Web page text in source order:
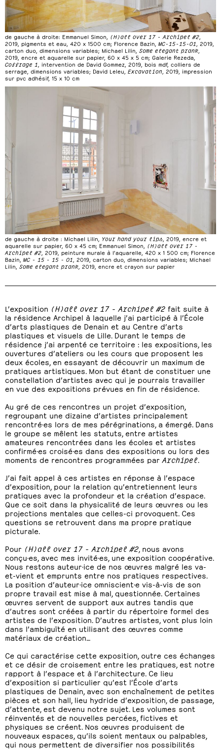
L’exposition (H)all over 17 - Archipel #2 fait suite à
la résidence Archipel à laquelle j’ai participé à l’École
d’arts plastiques de Denain et au Centre d’arts
plastiques et visuels de Lille. Durant le temps de
résidence j’ai arpenté ce territoire : les expositions, les
ouvertures d’ateliers ou les cours que proposent les
deux écoles, en essayant de découvrir un maximum de
pratiques artistiques. Mon but étant de constituer une
constellation d’artistes avec qui je pourrais travailler
en vue des expositions prévues en fin de résidence.
Au gré de ces rencontres un projet d’exposition,
regroupant une dizaine d’artistes principalement
rencontré·es lors de mes pérégrinations, a émergé. Dans
le groupe se mêlent les statuts, entre artistes
amateures rencontrées dans les écoles et artistes
confirmé·es croisé·es dans des expositions ou lors des
moments de rencontres programmées par Archipel
J’ai fait appel à ces artistes en réponse à l’espace
d’exposition, pour la relation qu’entretiennent leurs
pratiques avec la profondeur et la création d’espace.
Que ce soit dans la physicalité de leurs œuvres ou les
projections mentales que celles-ci provoquent. Ces
questions se retrouvent dans ma propre pratique
picturale.
Pour (H)all over 17 - Archipel #2 , nous avons
conçu·es, avec mes invité·es, une exposition coopérative.
Nous restons auteur·ice de nos œuvres malgré les va-
et-vient et emprunts entre nos pratiques respectives.
La position d’auteur·ice omniscient·e vis-à-vis de son
propre travail est mise à mal, questionnée. Certaines
œuvres servent de support aux autres tandis que
d’autres sont créées à partir du répertoire formel des
artistes de l’exposition. D’autres artistes, vont plus loin
dans l’ambiguïté en utilisant des œuvres comme
matériaux de création…
Ce qui caractérise cette exposition, outre ces échanges
et ce désir de croisement entre les pratiques, est notre
rapport à l’espace et à l’architecture. Ce lieu
d’exposition si particulier qu’est l’École d’arts
plastiques de Denain, avec son enchaînement de petites
pièces et son hall, lieu hydride d’exposition, de passage,
d’attente, est devenu notre sujet. Les volumes sont
réinventés et de nouvelles percées, fictives et
physiques se créent. Nos œuvres produisent de
nouveaux espaces, qu’ils soient mentaux ou palpables,
qui nous permettent de diversifier nos possibilités
de gauche à droite: Emmanuel Simon, (H)all over 17 - Archipel #2
2019, pigments et eau, 420 x 1500 cm; Florence Bazin, MC-15-15-01 , 2019,
carton duo, dimensions variables; Michael Lilin, Some elegant prank
2019, encre et aquarelle sur papier, 60 x 45 x 5 cm; Galerie Rezeda,
Coffrage 1 , intervention de David Gommez, 2019, bois mdf, colliers de
serrage, dimensions variables; David Leleu, Excavation , 2019, impression
sur pvc adhésif, 15 x 10 cm
de gauche à droite : Michael Lilin, Your hand your lips , 2019, encre et
aquarelle sur papier, 60 x 45 cm; Emmanuel Simon, (H)all over 17 -
Archipel #2 , 2019, peinture murale à l’aquarelle, 420 x 1 500 cm; Florence
Bazin, MC - 15 - 15 - 01 , 2019, carton duo, dimensions variables; Michael
Lilin, Some elegant prank , 2019, encre et crayon sur papier